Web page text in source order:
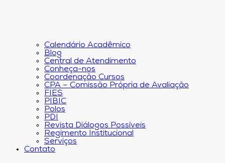
Calendário Acadêmico
Blog
Central de Atendimento
Conheça-nos
Coordenação Cursos
CPA – Comissão Própria de Avaliação
FIES
PIBIC
Polos
PDI
Revista Diálogos Possíveis
Regimento Institucional
Serviços
Contato